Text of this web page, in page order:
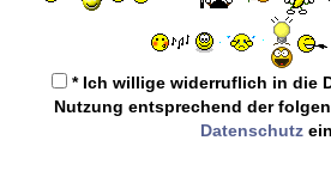
* Ich willige widerruflich in die
Nutzung entsprechend der
Datenschutz